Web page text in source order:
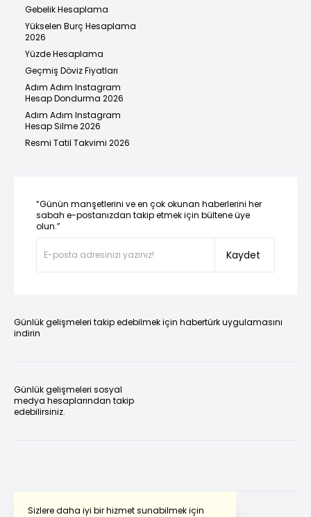
Sizlere daha iyi bir hizmet sunabilmek için
Gebelik Hesaplama
Yükselen Burç Hesaplama
2026
Yüzde Hesaplama
Geçmiş Döviz Fiyatları
Adım Adım Instagram
Hesap Dondurma 2026
Adım Adım Instagram
Hesap Silme 2026
Resmi Tatil Takvimi 2026
“Günün manşetlerini ve en çok okunan haberlerini her
sabah e-postanızdan takip etmek için bültene üye
olun.”
Kaydet
Günlük gelişmeleri takip edebilmek için habertürk uygulamasını
indirin
Günlük gelişmeleri sosyal
medya hesaplarından takip
edebilirsiniz.